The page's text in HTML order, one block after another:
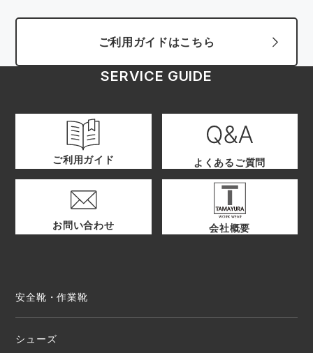
ご利用ガイドはこちら
SERVICE GUIDE
ご利用ガイド よくあるご質問
お問い合わせ 会社概要
安全靴・作業靴
シューズ